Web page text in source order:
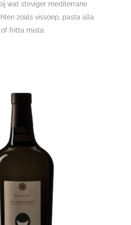
wat steviger mediterrane
zoals vissoep, pasta alla
fritta mista.